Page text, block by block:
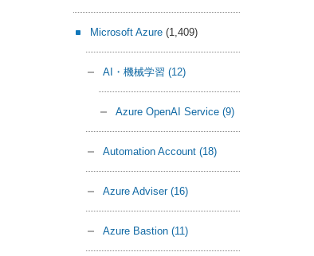
Microsoft Azure (1,409)
AI・機械学習 (12)
Azure OpenAI Service (9)
Automation Account (18)
Azure Adviser (16)
Azure Bastion (11)